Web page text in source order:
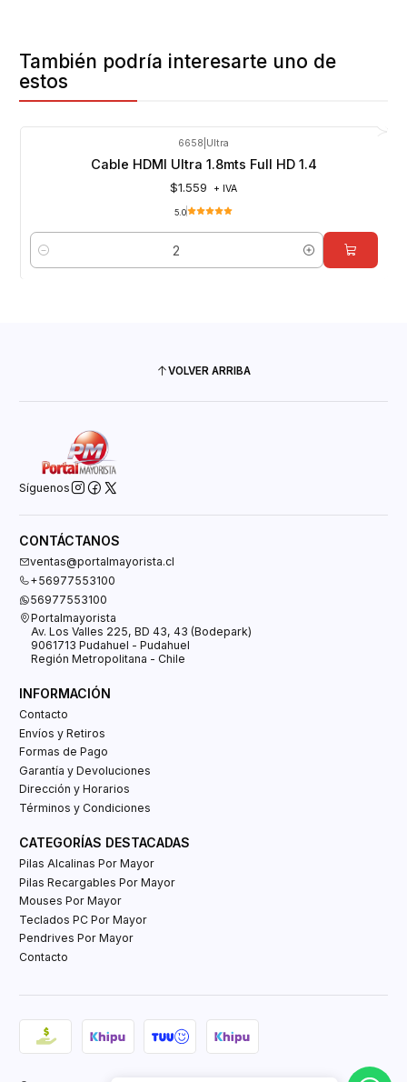
También podría interesarte uno de
estos
6658 Ultra
Cable HDMI Ultra 1.8mts Full HD 1.4
$1.559 + IVA
5.0
Cantidad
VOLVER ARRIBA
Síguenos
CONTÁCTANOS
ventas@portalmayorista.cl
+56977553100
56977553100
Portalmayorista
Av. Los Valles 225, BD 43, 43 (Bodepark)
9061713 Pudahuel - Pudahuel
Región Metropolitana - Chile
INFORMACIÓN
Contacto
Envíos y Retiros
Formas de Pago
Garantía y Devoluciones
Dirección y Horarios
Términos y Condiciones
CATEGORÍAS DESTACADAS
Pilas Alcalinas Por Mayor
Pilas Recargables Por Mayor
Mouses Por Mayor
Teclados PC Por Mayor
Pendrives Por Mayor
Contacto